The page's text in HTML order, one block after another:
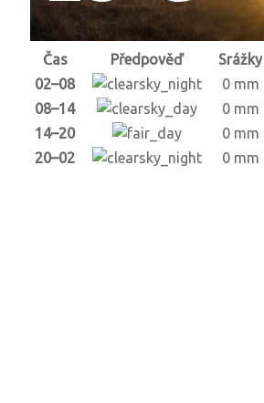
Čas Předpověď Srážky
02–08
0 mm
08–14
0 mm
14–20
0 mm
20–02
0 mm